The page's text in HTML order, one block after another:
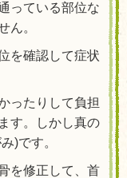
っている部位な
ん。
を確認して症状
ったりして負担
す。しかし真の
)です。
を修正して、首